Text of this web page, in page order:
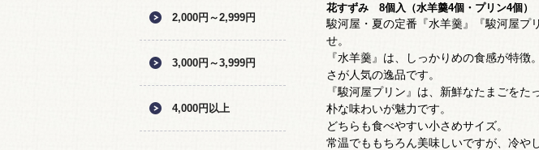
花すずみ 8個入（水羊羹4個・プリン4個）
駿河屋・夏の定番『水羊羹』『駿河屋プ
せ。
『水羊羹』は、しっかりめの食感が特徴
さが人気の逸品です。
『駿河屋プリン』は、 新鮮なたまごをた
朴な味わいが魅力です。
どちらも食べやすい小さめサイズ。
常温でももちろん美味しいですが、冷や
2,000円～2,999円
3,000円～3,999円
4,000円以上